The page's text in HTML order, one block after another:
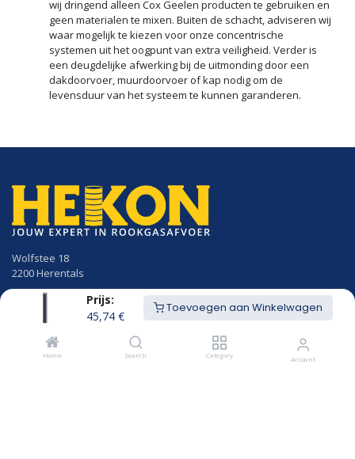
Prijs:
45,74€
Toevoegen aan Winkelwagen
Home Search Category Account
wij dringend alleen Cox Geelen producten te gebruiken en
geen materialen te mixen. Buiten de schacht, adviseren wij
waar mogelijk te kiezen voor onze concentrische
systemen uit het oogpunt van extra veiligheid. Verder is
een deugdelijke afwerking bij de uitmonding door een
dakdoorvoer, muurdoorvoer of kap nodig om de
levensduur van het systeem te kunnen garanderen.
Wolfstee 18
2200 Herentals
info@hekon.be
BTW BE 0456.631.656